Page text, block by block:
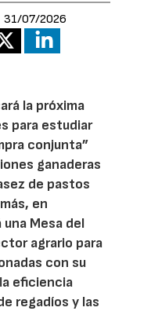
31/07/2026
la próxima
para estudiar
conjunta”
ganaderas
de pastos
en
Mesa del
agrario para
con su
eficiencia
regadíos y las